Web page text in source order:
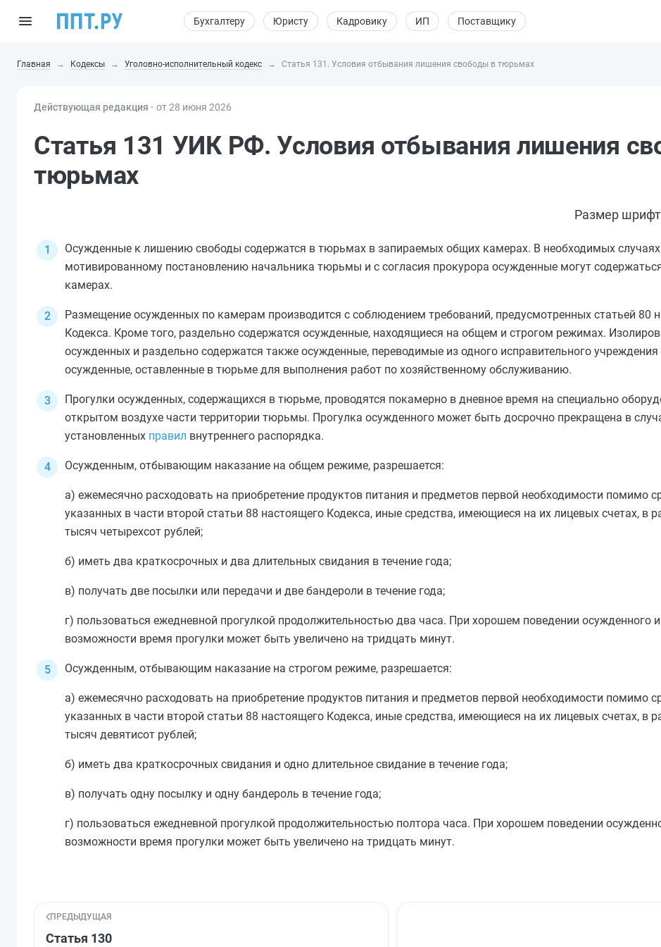
Бухгалтеру Юристу Кадровику ИП Поставщику
Главная Кодексы Уголовно-исполнительный кодекс Статья 131. Условия отбывания лишения свободы в тюрьмах
Действующая редакция ⸱ от 28 июня 2026
Статья 131 УИК РФ. Условия отбывания лишения
тюрьмах
Размер
Осужденные к лишению свободы содержатся в тюрьмах в запираемых общих камерах. В необходимых
мотивированному постановлению начальника тюрьмы и с согласия прокурора осужденные могут
камерах.
Размещение осужденных по камерам производится с соблюдением требований, предусмотренных статьей 80
Кодекса. Кроме того, раздельно содержатся осужденные, находящиеся на общем и строгом режимах.
осужденных и раздельно содержатся также осужденные, переводимые из одного исправительного учреждения
осужденные, оставленные в тюрьме для выполнения работ по хозяйственному обслуживанию.
Прогулки осужденных, содержащихся в тюрьме, проводятся покамерно в дневное время на специально
открытом воздухе части территории тюрьмы. Прогулка осужденного может быть досрочно прекращена в
установленных правил внутреннего распорядка.
Осужденным, отбывающим наказание на общем режиме, разрешается:
а) ежемесячно расходовать на приобретение продуктов питания и предметов первой необходимости помимо
указанных в части второй статьи 88 настоящего Кодекса, иные средства, имеющиеся на их лицевых счетах, в
тысяч четырехсот рублей;
б) иметь два краткосрочных и два длительных свидания в течение года;
в) получать две посылки или передачи и две бандероли в течение года;
г) пользоваться ежедневной прогулкой продолжительностью два часа. При хорошем поведении осужденного
возможности время прогулки может быть увеличено на тридцать минут.
Осужденным, отбывающим наказание на строгом режиме, разрешается:
а) ежемесячно расходовать на приобретение продуктов питания и предметов первой необходимости помимо
указанных в части второй статьи 88 настоящего Кодекса, иные средства, имеющиеся на их лицевых счетах, в
тысяч девятисот рублей;
б) иметь два краткосрочных свидания и одно длительное свидание в течение года;
в) получать одну посылку и одну бандероль в течение года;
г) пользоваться ежедневной прогулкой продолжительностью полтора часа. При хорошем поведении
возможности время прогулки может быть увеличено на тридцать минут.
ПРЕДЫДУЩАЯ
Статья 130